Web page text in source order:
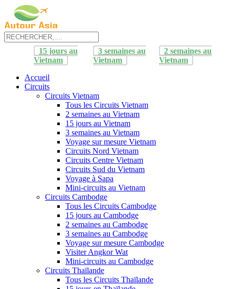
15 jours au
Vietnam
3 semaines au
Vietnam
2 semaines au
Vietnam
Accueil
Circuits
Circuits Vietnam
Tous les Circuits Vietnam
2 semaines au Vietnam
15 jours au Vietnam
3 semaines au Vietnam
Voyage sur mesure Vietnam
Circuits Nord Vietnam
Circuits Centre Vietnam
Circuits Sud du Vietnam
Voyage à Sapa
Mini-circuits au Vietnam
Circuits Cambodge
Tous les Circuits Cambodge
15 jours au Cambodge
2 semaines au Cambodge
3 semaines au Cambodge
Voyage sur mesure Cambodge
Visiter Angkor Wat
Mini-circuits au Cambodge
Circuits Thaïlande
Tous les Circuits Thaïlande